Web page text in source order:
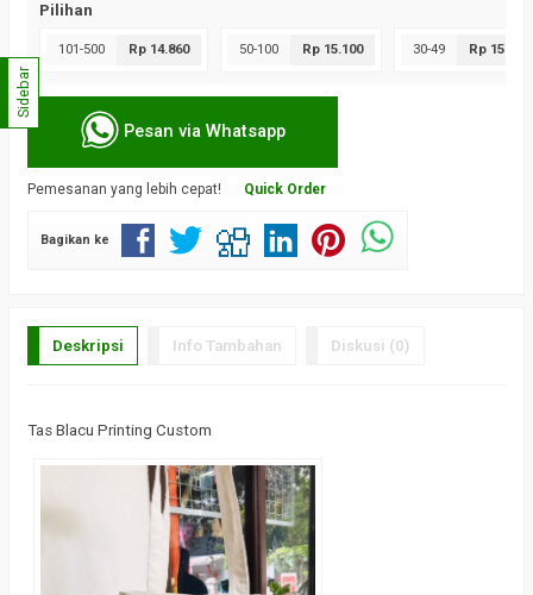
Pilihan
101-500 Rp 14.860 50-100 Rp 15.100 30-49 Rp 15.700
Pesan via Whatsapp
Pemesanan yang lebih cepat! Quick Order
Bagikan ke
Deskripsi Info Tambahan Diskusi (0)
Tas Blacu Printing Custom
Sidebar